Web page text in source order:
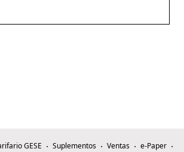
GESE Suplementos Ventas
e-Paper